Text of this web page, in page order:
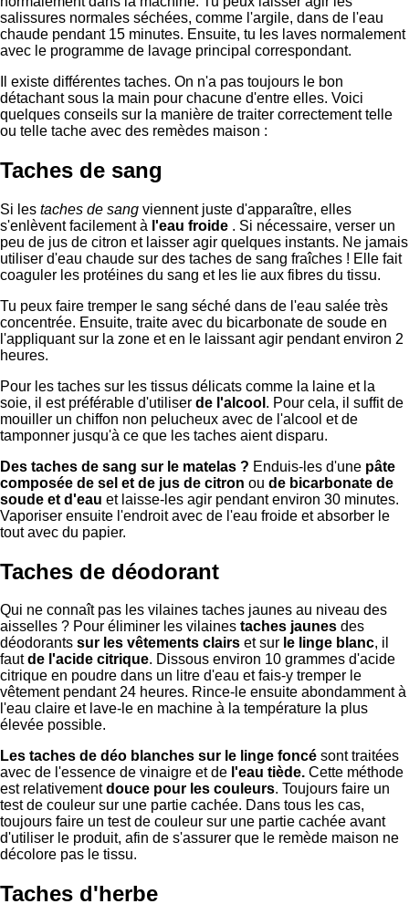
salissures normales séchées, comme l'argile, dans de l'eau
chaude pendant 15 minutes. Ensuite, tu les laves normalement
avec le programme de lavage principal correspondant.
Il existe différentes taches. On n'a pas toujours le bon
détachant sous la main pour chacune d'entre elles. Voici
quelques conseils sur la manière de traiter correctement telle
ou telle tache avec des remèdes maison :
Taches de sang
Si les taches de sang viennent juste d'apparaître, elles
s'enlèvent facilement à l'eau froide . Si nécessaire, verser un
peu de jus de citron et laisser agir quelques instants. Ne jamais
utiliser d'eau chaude sur des taches de sang fraîches ! Elle fait
coaguler les protéines du sang et les lie aux fibres du tissu.
Tu peux faire tremper le sang séché dans de l'eau salée très
concentrée. Ensuite, traite avec du bicarbonate de soude en
l'appliquant sur la zone et en le laissant agir pendant environ 2
heures.
Pour les taches sur les tissus délicats comme la laine et la
soie, il est préférable d'utiliser de l'alcool . Pour cela, il suffit de
mouiller un chiffon non pelucheux avec de l'alcool et de
tamponner jusqu'à ce que les taches aient disparu.
Des taches de sang sur le matelas ? Enduis-les d'une pâte
composée de sel et de jus de citron ou de bicarbonate de
soude et d'eau et laisse-les agir pendant environ 30 minutes.
Vaporiser ensuite l'endroit avec de l'eau froide et absorber le
tout avec du papier.
Taches de déodorant
Qui ne connaît pas les vilaines taches jaunes au niveau des
aisselles ? Pour éliminer les vilaines taches jaunes des
déodorants sur les vêtements clairs et sur le linge blanc, il
fautde l'acide citrique. Dissous environ 10 grammes d'acide
citrique en poudre dans un litre d'eau et fais-y tremper le
vêtement pendant 24 heures. Rince-le ensuite abondamment à
l'eau claire et lave-le en machine à la température la plus
élevée possible.
Les taches de déo blanches sur le linge foncé sont traitées
avec de l'essence de vinaigre et de l'eau tiède. Cette méthode
est relativementdouce pour les couleurs. Toujours faire un
test de couleur sur une partie cachée. Dans tous les cas,
toujours faire un test de couleur sur une partie cachée avant
d'utiliser le produit, afin de s'assurer que le remède maison ne
décolore pas le tissu.
Taches d'herbe